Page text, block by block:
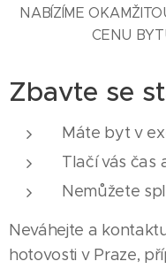
NABÍZÍME
CENU
Zbavte se
Máte byt v
Tlačí vás čas
Nemůžete
Neváhejte a
hotovosti v Praze,